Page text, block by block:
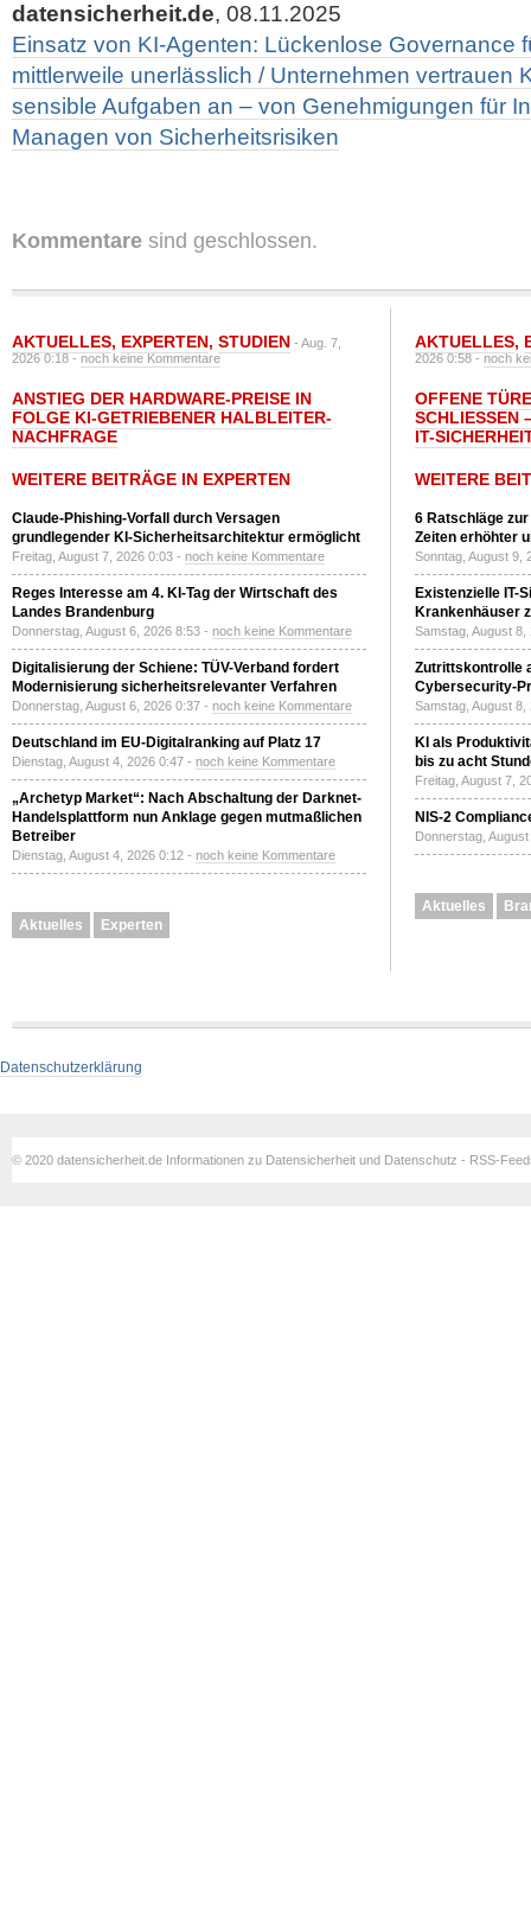
datensicherheit.de, 08.11.2025
Einsatz von KI-Agenten: Lückenlose Governance
mittlerweile unerlässlich / Unternehmen vertrauen
sensible Aufgaben an – von Genehmigungen für
Managen von Sicherheitsrisiken
Kommentare sind geschlossen.
AKTUELLES, EXPERTEN, STUDIEN - Aug. 7,
2026 0:18 -noch keine Kommentare
ANSTIEG DER HARDWARE-PREISE IN
FOLGE KI-GETRIEBENER HALBLEITER-
NACHFRAGE
WEITERE BEITRÄGE IN EXPERTEN
Claude-Phishing-Vorfall durch Versagen
grundlegender KI-Sicherheitsarchitektur ermöglicht
Freitag, August 7, 2026 0:03 - noch keine Kommentare
Reges Interesse am 4. KI-Tag der Wirtschaft des
Landes Brandenburg
Donnerstag, August 6, 2026 8:53 - noch keine Kommentare
Digitalisierung der Schiene: TÜV-Verband fordert
Modernisierung sicherheitsrelevanter Verfahren
Donnerstag, August 6, 2026 0:37 - noch keine Kommentare
Deutschland im EU-Digitalranking auf Platz 17
Dienstag, August 4, 2026 0:47 - noch keine Kommentare
„Archetyp Market“: Nach Abschaltung der Darknet-
Handelsplattform nun Anklage gegen mutmaßlichen
Betreiber
Dienstag, August 4, 2026 0:12 - noch keine Kommentare
Aktuelles Experten
AKTUELLES,
2026 0:58 -noch
OFFENE
SCHLIESSEN
T-
WEITERE
6 Ratschläge
Zeiten erhöhter
Sonntag, August 9,
Existenzielle IT-
Krankenhäuser
Samstag, August
Zutrittskontrolle
Cybersecurity-
Samstag, August
KI als
bis zu acht
Freitag, August 7,
NIS-2
Donnerstag,
Aktuelles
Datenschutzerklärung
© 2020 datensicherheit.de Informationen zu Datensicherheit und Datenschutz - RSS-